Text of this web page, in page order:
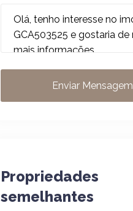
Enviar Mensagem
Propriedades
semelhantes